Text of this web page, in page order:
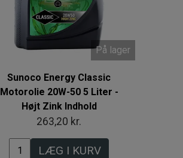
På lager
Sunoco Energy Classic
Motorolie 20W-50 5 Liter -
Højt Zink Indhold
263,20 kr.
LÆG I KURV